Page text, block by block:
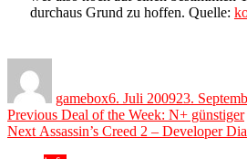
durchaus Grund zu hoffen. Quelle:
gamebox6. Juli 200923.
Beitragsnavigation
Previous Previous
post:
Deal of the Week: N+ günstiger
Next Next
Assassin’s Creed 2 – Developer